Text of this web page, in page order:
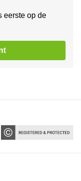
eerste op de